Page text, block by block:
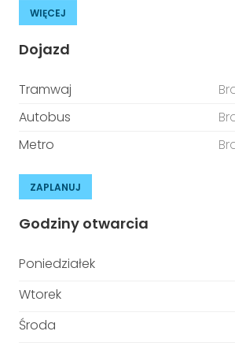
WIĘCEJ
Dojazd
Tramwaj
Autobus
Metro
ZAPLANUJ
Godziny otwarcia
Poniedziałek
Wtorek
Środa